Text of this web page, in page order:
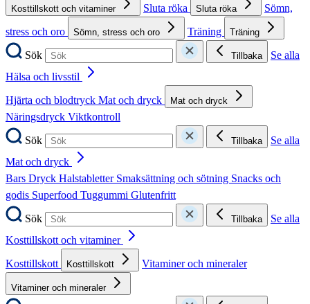
Kosttillskott och vitaminer Sluta röka Sluta röka
Sömn,
stress och oro
Sömn, stress och oro Träning Träning
Sök Tillbaka
Se alla
Hälsa och livsstil
Hjärta och blodtryck Mat och dryck Mat och dryck
Näringsdryck Viktkontroll
Sök
Tillbaka
Se alla
Mat och dryck
Bars Dryck Halstabletter Smaksättning och sötning Snacks och
godis Superfood Tuggummi Glutenfritt
Sök
Tillbaka
Se alla
Kosttillskott och vitaminer
Kosttillskott
Kosttillskott Vitaminer och mineraler
Vitaminer och mineraler